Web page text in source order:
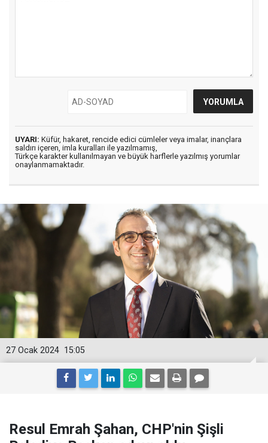
UYARI: Küfür, hakaret, rencide edici cümleler veya imalar, inançlara
saldırı içeren, imla kuralları ile yazılmamış,
Türkçe karakter kullanılmayan ve büyük harflerle yazılmış yorumlar
onaylanmamaktadır.
15:05
27 Ocak 2024
Resul Emrah Şahan, CHP'nin Şişli